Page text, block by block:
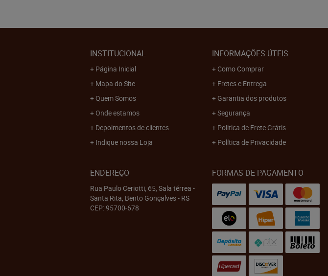
INSTITUCIONAL
Página Inicial
Mapa do Site
Quem Somos
Onde estamos
Depoimentos de clientes
Indique nossa Loja
INFORMAÇÕES ÚTEIS
Como Comprar
Fretes e Entrega
Garantia dos produtos
Segurança
Politica de Frete Grátis
Política de Privacidade
ENDEREÇO
Rua Paulo Ceriotti, 65, Sala térrea -
Santa Rita, Bento Gonçalves- RS
CEP: 95700-678
FORMAS DE PAGAMENTO